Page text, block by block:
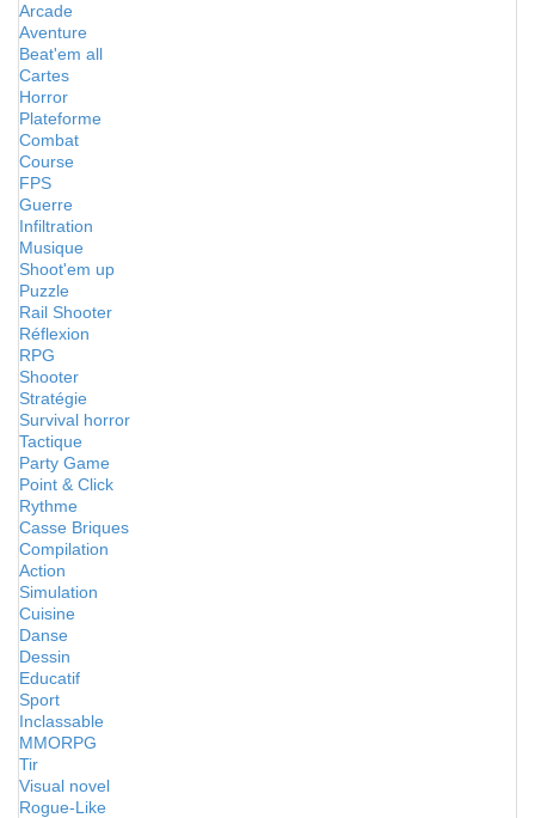
Arcade
Aventure
Beat'em all
Cartes
Horror
Plateforme
Combat
Course
FPS
Guerre
Infiltration
Musique
Shoot'em up
Puzzle
Rail Shooter
Réflexion
RPG
Shooter
Stratégie
Survival horror
Tactique
Party Game
Point & Click
Rythme
Casse Briques
Compilation
Action
Simulation
Cuisine
Danse
Dessin
Educatif
Sport
Inclassable
MMORPG
Tir
Visual novel
Rogue-Like